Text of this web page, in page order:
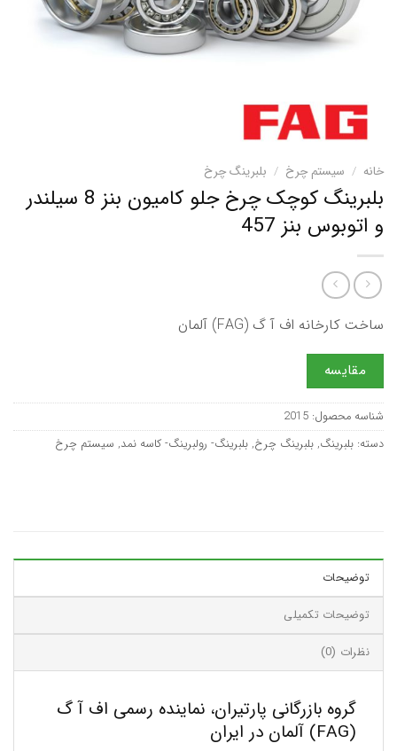
خانه / سیستم چرخ / بلبرینگ چرخ
بلبرینگ کوچک چرخ جلو کامیون بنز 8 سیلندر
و اتوبوس بنز 457
ساخت کارخانه اف آ گ (FAG) آلمان
مقایسه
شناسه محصول: 2015
دسته: بلبرینگ, بلبرینگ چرخ, بلبرینگ- رولبرینگ- کاسه نمد, سیستم چرخ
توضیحات
توضیحات تکمیلی
نظرات (0)
گروه بازرگانی پارتیران، نماینده رسمی اف آ گ
(FAG) آلمان در ایران